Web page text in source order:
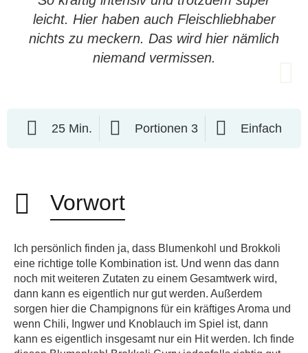
leicht. Hier haben auch Fleischliebhaber
nichts zu meckern. Das wird hier nämlich
niemand vermissen.
25 Min. Portionen 3 Einfach
Vorwort
Ich persönlich finden ja, dass Blumenkohl und Brokkoli
eine richtige tolle Kombination ist. Und wenn das dann
noch mit weiteren Zutaten zu einem Gesamtwerk wird,
dann kann es eigentlich nur gut werden. Außerdem
sorgen hier die Champignons für ein kräftiges Aroma und
wenn Chili, Ingwer und Knoblauch im Spiel ist, dann
kann es eigentlich insgesamt nur ein Hit werden. Ich finde